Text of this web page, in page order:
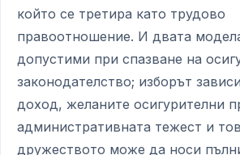
който се третира като трудово
правоотношение. И двата
допустими при спазване на
законодателство; изборът
доход, желаните осигурителни
административната тежест и
дружеството може да носи